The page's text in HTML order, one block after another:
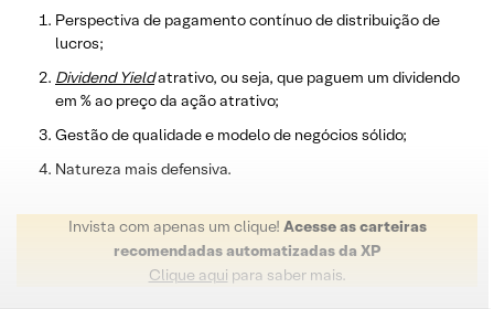
Perspectiva de pagamento contínuo de distribuição de
lucros;
Dividend Yieldatrativo, ou seja, que paguem um dividendo
em % ao preço da ação atrativo;
Gestão de qualidade e modelo de negócios sólido;
Natureza mais defensiva.
Invista com apenas um clique! Acesse as carteiras
recomendadas automatizadas da XP
Clique aqui para saber mais.